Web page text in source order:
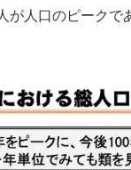
が人口のピーク